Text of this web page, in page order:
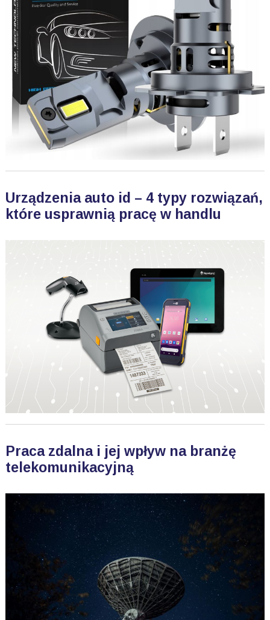
Urządzenia auto id – 4 typy rozwiązań,
które usprawnią pracę w handlu
Praca zdalna i jej wpływ na branżę
telekomunikacyjną